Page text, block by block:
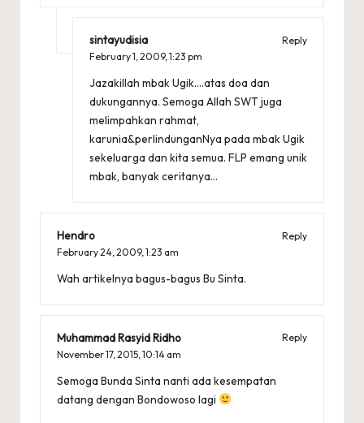
sintayudisia
Reply
February 1, 2009,1:23 pm
Jazakillah mbak Ugik….atas doa dan
dukungannya. Semoga Allah SWT juga
melimpahkan rahmat,
karunia&perlindunganNya pada mbak Ugik
sekeluarga dan kita semua. FLP emang unik
mbak, banyak ceritanya…
Hendro
Reply
February 24, 2009,1:23 am
Wah artikelnya bagus-bagus Bu Sinta.
Muhammad Rasyid Ridho
Reply
November 17, 2015, 10:14 am
Semoga Bunda Sinta nanti ada kesempatan
datang dengan Bondowoso lagi